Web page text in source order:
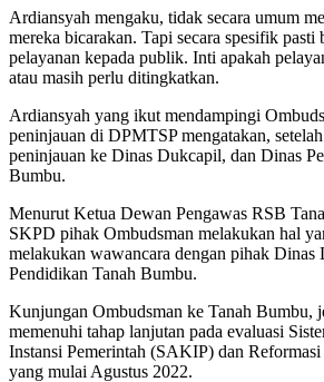
Ardiansyah mengaku, tidak secara umum
mereka bicarakan. Tapi secara spesifik pasti
pelayanan kepada publik. Inti apakah
atau masih perlu ditingkatkan.
Ardiansyah yang ikut mendampingi
peninjauan di DPMTSP mengatakan,
peninjauan ke Dinas Dukcapil, dan Dinas
Bumbu.
Menurut Ketua Dewan Pengawas RSB
SKPD pihak Ombudsman melakukan hal
melakukan wawancara dengan pihak Dinas
Pendidikan Tanah Bumbu.
Kunjungan Ombudsman ke Tanah Bumbu,
memenuhi tahap lanjutan pada evaluasi
Instansi Pemerintah (SAKIP) dan
yang mulai Agustus 2022.